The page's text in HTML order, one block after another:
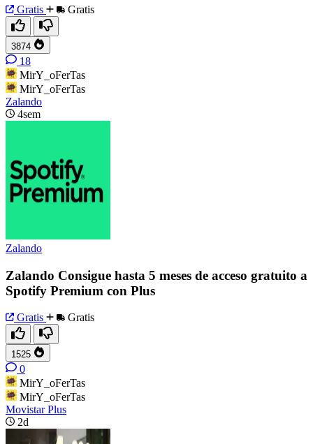
Gratis Gratis
3874
18
MirY_oFerTas
MirY_oFerTas
Zalando
4sem
Zalando
Zalando Consigue hasta 5 meses de acceso gratuito a
Spotify Premium con Plus
Gratis Gratis
1525
0
MirY_oFerTas
MirY_oFerTas
Movistar Plus
2d